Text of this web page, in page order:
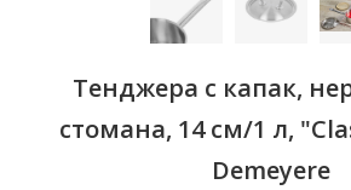
Тенджера с капак,
стомана, 14 см/1 л,
Demeyere